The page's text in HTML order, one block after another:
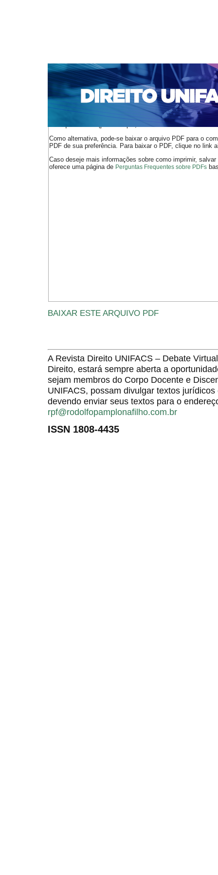
CAPA SOBRE ACESSO CADASTRO
NOTÍCIAS
EDIÇÕES DE Nº 1 A 100 WEBMAIL
Capa>n. 225 (2019) > Pinto
O arquivo PDF selecionado deve ser carregado no
de arquivos PDF (por exemplo, uma versão atual do
Como alternativa, pode-se baixar o arquivo PDF para o
PDF de sua preferência. Para baixar o PDF, clique no link
Caso deseje mais informações sobre como imprimir,
oferece uma página de Perguntas Frequentes sobre PDFs
BAIXAR ESTE ARQUIVO PDF
A Revista Direito UNIFACS – Debate
Direito, estará sempre aberta a
sejam membros do Corpo Docente e
UNIFACS, possam divulgar textos
devendo enviar seus textos para o
rpf@rodolfopamplonafilho.com.br
ISSN 1808-4435